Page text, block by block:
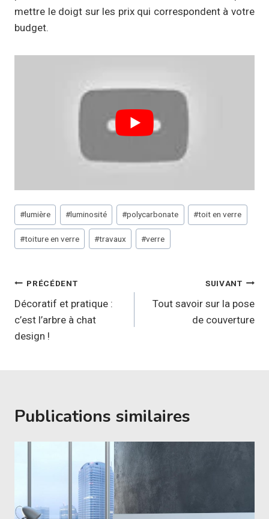
mettre le doigt sur les prix qui correspondent à votre
budget.
Étiquettes
de
la
#lumière #luminosité #polycarbonate #toit en verre
#toiture en verre #travaux #verre
Navigation
de
l’article
PRÉCÉDENT
Décoratif et pratique :
c’est l’arbre à chat
design !
SUIVANT
Tout savoir sur la pose
de couverture
Publications similaires